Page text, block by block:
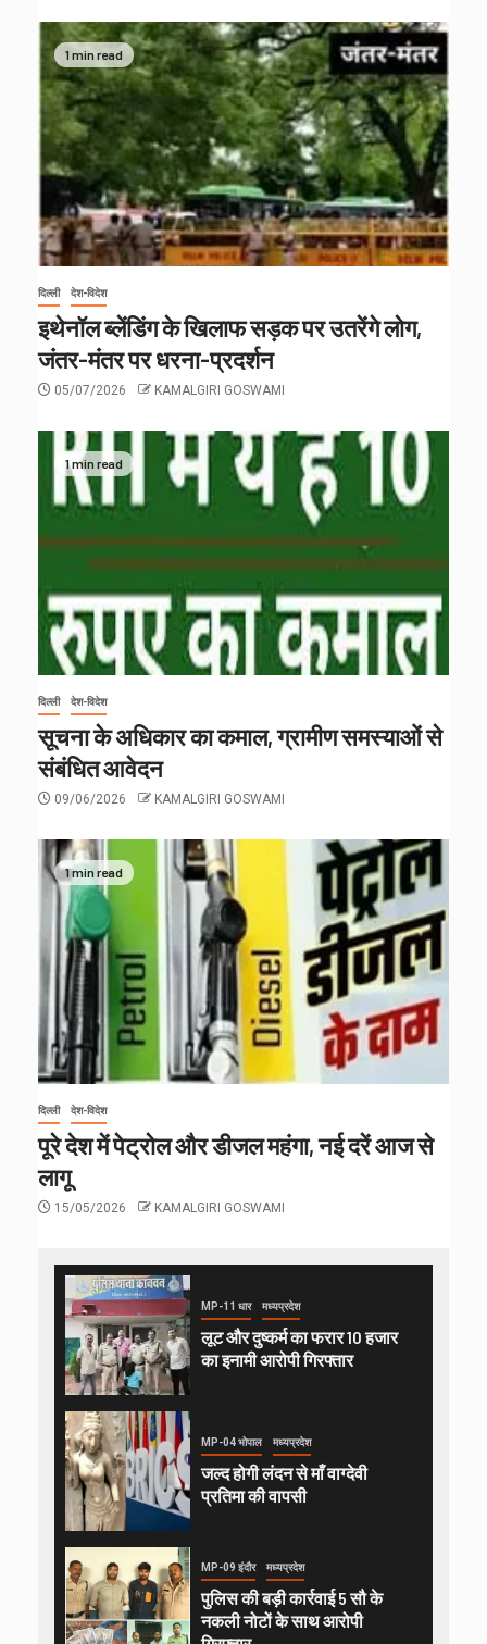
1 min read
दिल्ली देश-विदेश
इथेनॉल ब्लेंडिंग के खिलाफ सड़क पर उतरेंगे लोग,
जंतर-मंतर पर धरना-प्रदर्शन
05/07/2026 KAMALGIRI GOSWAMI
1 min read
दिल्ली देश-विदेश
सूचना के अधिकार का कमाल, ग्रामीण समस्याओं से
संबंधित आवेदन
09/06/2026 KAMALGIRI GOSWAMI
1 min read
दिल्ली देश-विदेश
पूरे देश में पेट्रोल और डीजल महंगा, नई दरें आज से
लागू
15/05/2026 KAMALGIRI GOSWAMI
MP-11 धार मध्यप्रदेश
लूट और दुष्कर्म का फरार 10 हजार
का इनामी आरोपी गिरफ्तार
MP-04 भोपाल मध्यप्रदेश
जल्द होगी लंदन से माँ वाग्देवी
प्रतिमा की वापसी
MP-09 इंदौर मध्यप्रदेश
पुलिस की बड़ी कार्रवाई 5 सौ के
नकली नोटों के साथ आरोपी